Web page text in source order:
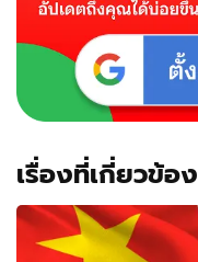
เรื่องที่เกี่ยวข้อง